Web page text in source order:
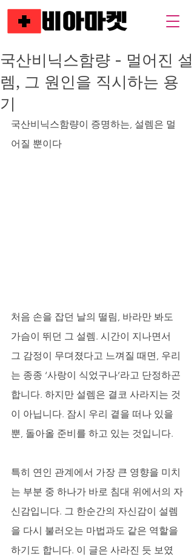
국산비닉스함량 - 멀어진 설
렘, 그 원인을 직시하는 용
기
국산비닉스함량이 증명하는, 설렘은 멀
어질 뿐이다
처음 손을 잡던 날의 떨림, 바라만 봐도
가슴이 뛰던 그 설렘. 시간이 지나면서
그 감정이 무뎌졌다고 느껴질 때면, 우리
는 종종 ‘사랑이 식었구나’라고 단정하곤
합니다. 하지만 설렘은 결코 사라지는 것
이 아닙니다. 잠시 우리 곁을 떠나 있을
뿐, 돌아올 준비를 하고 있는 것입니다.
특히 연인 관계에서 가장 큰 영향을 미치
는 부분 중 하나가 바로 침대 위에서의 자
신감입니다. 그 한순간의 자신감이 설렘
을 다시 불러오는 마법과도 같은 역할을
하기도 합니다. 이 글은 사라진 듯 보였